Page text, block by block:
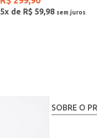
5x de R$ 59,98
SOBRE O